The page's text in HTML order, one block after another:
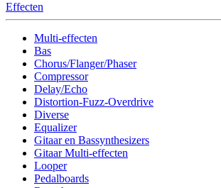
Effecten
Multi-effecten
Bas
Chorus/Flanger/Phaser
Compressor
Delay/Echo
Distortion-Fuzz-Overdrive
Diverse
Equalizer
Gitaar en Bassynthesizers
Gitaar Multi-effecten
Looper
Pedalboards